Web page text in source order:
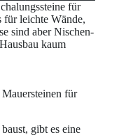
für
für leichte Wände,
sind aber Nischen-
kaum
für
gibt es eine